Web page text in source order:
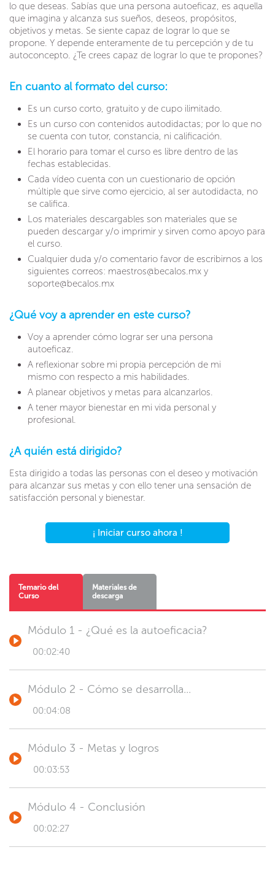
lo que deseas. Sabías que una persona autoeficaz, es aquella
que imagina y alcanza sus sueños, deseos, propósitos,
objetivos y metas. Se siente capaz de lograr lo que se
propone. Y depende enteramente de tu percepción y de tu
autoconcepto. ¿Te crees capaz de lograr lo que te propones?
En cuanto al formato del curso:
Es un curso corto, gratuito y de cupo ilimitado.
Es un curso con contenidos autodidactas; por lo que no
se cuenta con tutor, constancia, ni calificación.
El horario para tomar el curso es libre dentro de las
fechas establecidas.
Cada vídeo cuenta con un cuestionario de opción
múltiple que sirve como ejercicio, al ser autodidacta, no
se califica.
Los materiales descargables son materiales que se
pueden descargar y/o imprimir y sirven como apoyo para
el curso.
Cualquier duda y/o comentario favor de escribirnos a los
siguientes correos: maestros@becalos.mx y
soporte@becalos.mx
¿Qué voy a aprender en este curso?
Voy a aprender cómo lograr ser una persona
autoeficaz.
A reflexionar sobre mi propia percepción de mi
mismo con respecto a mis habilidades.
A planear objetivos y metas para alcanzarlos.
A tener mayor bienestar en mi vida personal y
profesional.
¿A quién está dirigido?
Esta dirigido a todas las personas con el deseo y motivación
para alcanzar sus metas y con ello tener una sensación de
satisfacción personal y bienestar.
¡ Iniciar curso ahora !
Temario del
Curso
Materiales de
descarga
Módulo 1 - ¿Qué es la autoeficacia?
00:02:40
Módulo 2 - Cómo se desarrolla...
00:04:08
Módulo 3 - Metas y logros
00:03:53
Módulo 4 - Conclusión
00:02:27